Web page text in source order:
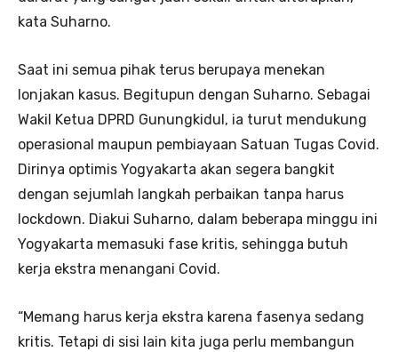
kata Suharno.
Saat ini semua pihak terus berupaya menekan
lonjakan kasus. Begitupun dengan Suharno. Sebagai
Wakil Ketua DPRD Gunungkidul, ia turut mendukung
operasional maupun pembiayaan Satuan Tugas Covid.
Dirinya optimis Yogyakarta akan segera bangkit
dengan sejumlah langkah perbaikan tanpa harus
lockdown. Diakui Suharno, dalam beberapa minggu ini
Yogyakarta memasuki fase kritis, sehingga butuh
kerja ekstra menangani Covid.
“Memang harus kerja ekstra karena fasenya sedang
kritis. Tetapi di sisi lain kita juga perlu membangun